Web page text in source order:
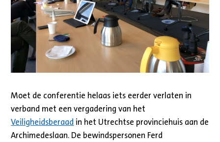
Moet de conferentie helaas iets eerder verlaten in
verband met een vergadering van het
Veiligheidsberaad in het Utrechtse provinciehuis aan de
Archimedeslaan. De bewindspersonen Ferd